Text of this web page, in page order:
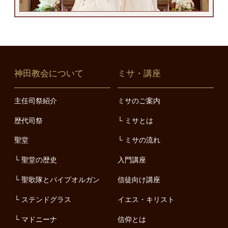
神田教会について
主任司祭紹介
歴代司祭
聖堂
聖堂の歴史
聖歌隊とパイプオルガン
ステンドグラス
マドニーナ
ミサ・講座
ミサのご案内
ミサとは
ミサの流れ
入門講座
信徒向け講座
イエス・キリスト
信仰とは